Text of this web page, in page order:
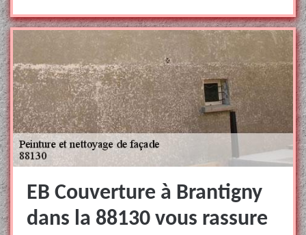
EB Couverture à Brantigny
dans la 88130 vous rassure